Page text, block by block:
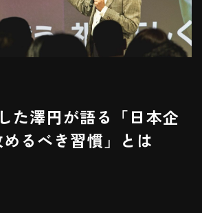
た澤円が語る「日本企
るべき習慣」とは